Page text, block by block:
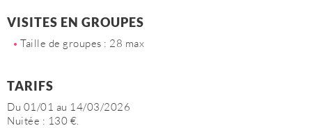
VISITES EN GROUPES
Taille de groupes : 28 max
TARIFS
Du 01/01 au 14/03/2026
Nuitée : 130 €.